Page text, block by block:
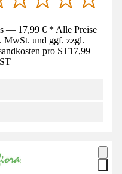
— 17,99 € * Alle Preise
MwSt. und ggf. zzgl.
pro ST17,99
ST